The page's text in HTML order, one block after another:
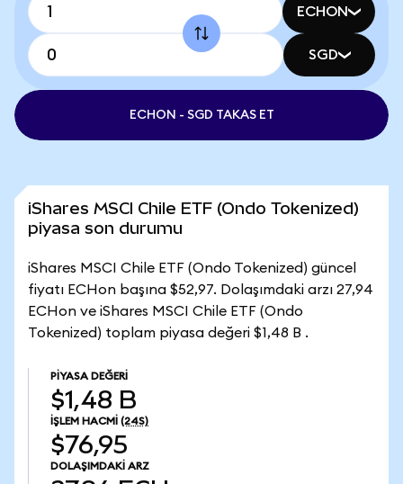
ECHON
SGD
ECHON - SGD TAKAS ET
iShares MSCI Chile ETF (Ondo Tokenized)
piyasa son durumu
iShares MSCI Chile ETF (Ondo Tokenized) güncel
fiyatı ECHon başına $52,97. Dolaşımdaki arzı 27,94
ECHon ve iShares MSCI Chile ETF (Ondo
Tokenized) toplam piyasa değeri $1,48 B .
PIYASA DEĞERI
$1,48 B
İŞLEM HACMI (24S)
$76,95
DOLAŞIMDAKI ARZ